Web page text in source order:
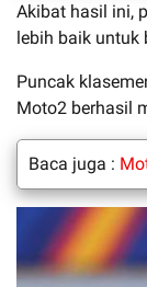
Akibat hasil ini,
lebih baik untuk
Puncak
Moto2 berhasil
Baca juga :